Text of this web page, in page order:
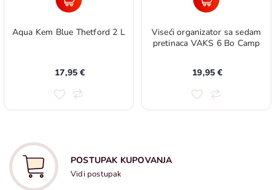
Aqua Kem Blue Thetford 2 L
17,95 €
Viseći organizator sa sedam
pretinaca VAKS 6 Bo Camp
19,95 €
POSTUPAK KUPOVANJA
Vidi postupak